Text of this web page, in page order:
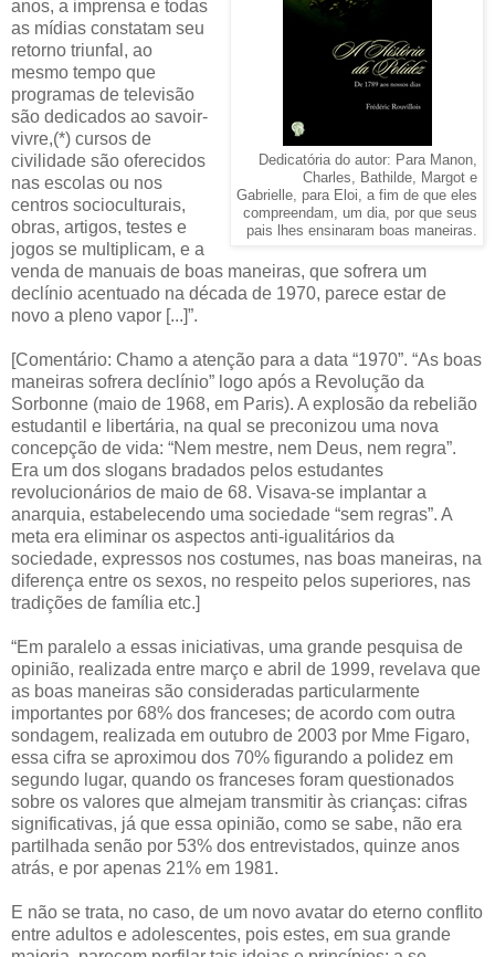
Dedicatória do autor: Para Manon,
Charles, Bathilde, Margot e
Gabrielle, para Eloi, a fim de que eles
compreendam, um dia, por que seus
pais lhes ensinaram boas maneiras.
anos, a imprensa e todas
as mídias constatam seu
retorno triunfal, ao
mesmo tempo que
programas de televisão
são dedicados ao savoir-
vivre,(*) cursos de
civilidade são oferecidos
nas escolas ou nos
centros socioculturais,
obras, artigos, testes e
jogos se multiplicam, e a
venda de manuais de boas maneiras, que sofrera um
declínio acentuado na década de 1970, parece estar de
novo a pleno vapor [...]”.
[Comentário: Chamo a atenção para a data “1970”. “As boas
maneiras sofrera declínio” logo após a Revolução da
Sorbonne (maio de 1968, em Paris). A explosão da rebelião
estudantil e libertária, na qual se preconizou uma nova
concepção de vida: “Nem mestre, nem Deus, nem regra”.
Era um dos slogans bradados pelos estudantes
revolucionários de maio de 68. Visava-se implantar a
anarquia, estabelecendo uma sociedade “sem regras”. A
meta era eliminar os aspectos anti-igualitários da
sociedade, expressos nos costumes, nas boas maneiras, na
diferença entre os sexos, no respeito pelos superiores, nas
tradições de família etc.]
“Em paralelo a essas iniciativas, uma grande pesquisa de
opinião, realizada entre março e abril de 1999, revelava que
as boas maneiras são consideradas particularmente
importantes por 68% dos franceses; de acordo com outra
sondagem, realizada em outubro de 2003 por Mme Figaro,
essa cifra se aproximou dos 70% figurando a polidez em
segundo lugar, quando os franceses foram questionados
sobre os valores que almejam transmitir às crianças: cifras
significativas, já que essa opinião, como se sabe, não era
partilhada senão por 53% dos entrevistados, quinze anos
atrás, e por apenas 21% em 1981.
E não se trata, no caso, de um novo avatar do eterno conflito
entre adultos e adolescentes, pois estes, em sua grande